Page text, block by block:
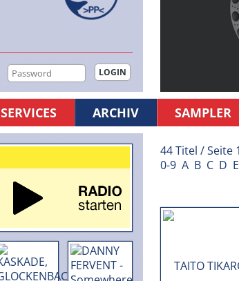
SERVICES ARCHIV SAMPLER
44 Titel / Seite
0-9 A B C D E